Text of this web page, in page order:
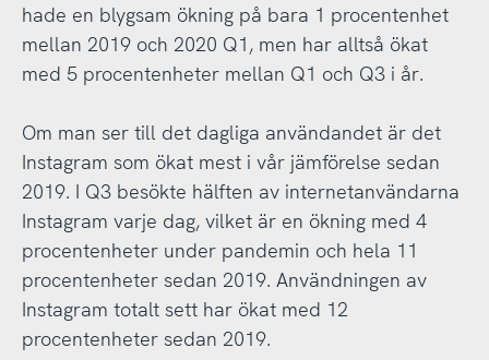
hade en blygsam ökning på bara 1 procentenhet
mellan 2019 och 2020 Q1, men har alltså ökat
med 5 procentenheter mellan Q1 och Q3 i år.
Om man ser till det dagliga användandet är det
Instagram som ökat mest i vår jämförelse sedan
2019. I Q3 besökte hälften av internetanvändarna
Instagram varje dag, vilket är en ökning med 4
procentenheter under pandemin och hela 11
procentenheter sedan 2019. Användningen av
Instagram totalt sett har ökat med 12
procentenheter sedan 2019.